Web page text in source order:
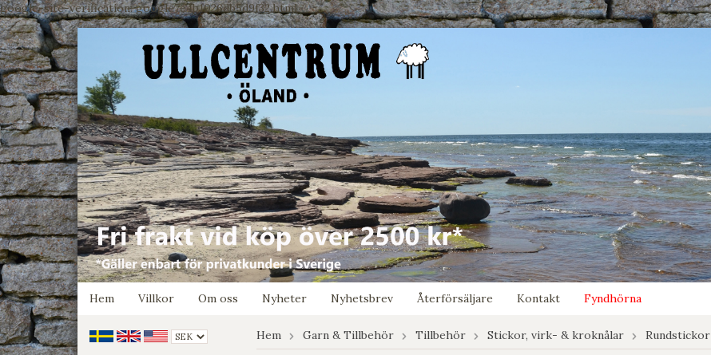
google-site-verification: google7e4b1026db5d9f32.html
Hem
Villkor Om oss Nyheter Nyhetsbrev Återförsäljare Kontakt Fyndhörna
Hem Garn & Tillbehör Tillbehör Stickor, virk- & kroknålar Rundstickor